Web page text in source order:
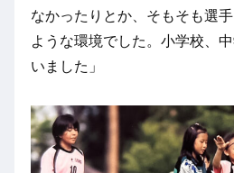
なかったりとか、そもそも選
ような環境でした。小学校、
いました」